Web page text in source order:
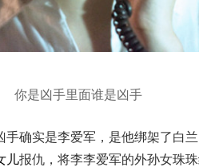
你是凶手里面谁是凶手
确实是李爱军，是他绑架了白
儿报仇，将李李爱军的外孙女珠